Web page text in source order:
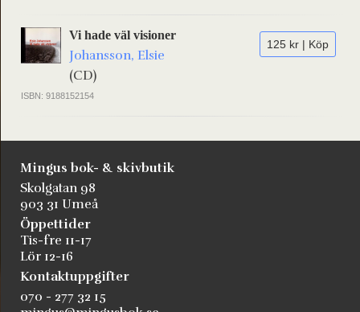
125 kr | Köp
Vi hade väl visioner
Johansson, Elsie
(CD)
ISBN: 9188152154
Mingus bok- & skivbutik
Skolgatan 98
903 31 Umeå
Öppettider
Tis-fre 11-17
Lör 12-16
Kontaktuppgifter
070 - 277 32 15